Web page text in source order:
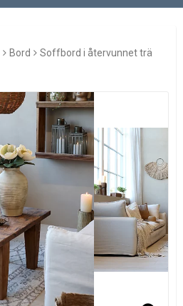
Bord
Soffbord i återvunnet trä